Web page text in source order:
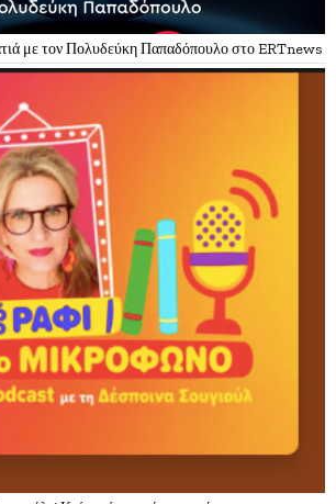
με τον Πολυδεύκη Παπαδόπουλο στο ERTnews